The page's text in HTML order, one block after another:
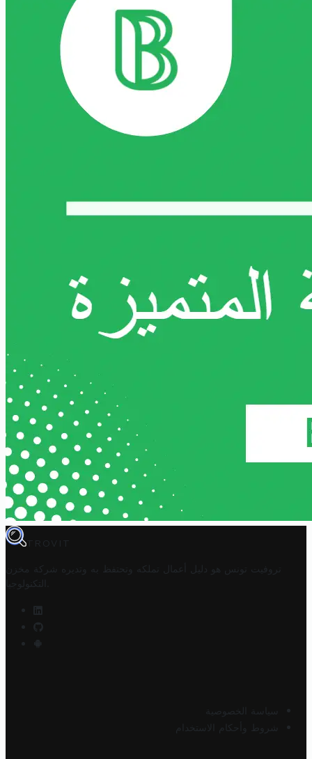
TROVIT
تروفيت تونس هو دليل أعمال تملكه وتحتفظ به وتديره
شركة مخزن
التكنولوجيا
سياسة الخصوصية
شروط وأحكام الاستخدام